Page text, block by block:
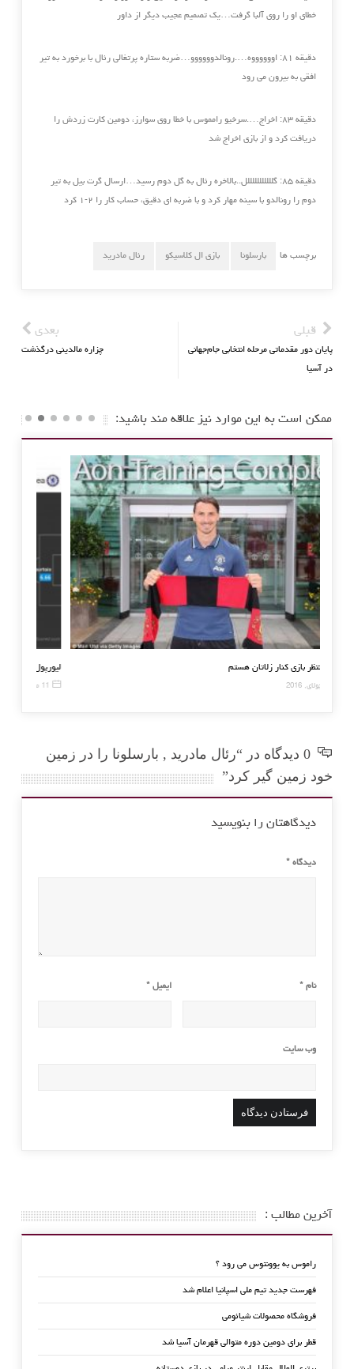
خطای او را روی آلبا گرفت…یک تصمیم عجیب دیگر از داور
دقیقه ۸۱: اووووووه….رونالدوووووو…ضربه ستاره پرتغالی رئال با برخورد به تیر
افقی به بیرون می رود
دقیقه ۸۳: اخراج….سرخیو رامموس با خطا روی سوارز، دومین کارت زردش را
دریافت کرد و از بازی اخراج شد
دقیقه ۸۵: گلللللللللللل..بالاخره رئال به گل دوم رسید…ارسال گرت بیل به تیر
دوم را رونالدو با سینه مهار کرد و با ضربه ای دقیق، حساب کار را ۲-۱ کرد
برچسب ها بارسلونا بازی ال کلاسیکو رئال مادرید
قبلی
پایان دور مقدماتی مرحله انتخابی جام‌جهانی
در آسیا
بعدی
چزاره مالدینی درگذشت
ممکن است به این موارد نیز علاقه مند باشید:
رونی٬منتظر بازی کنار زلاتان هستم
25 جولای, 2016
0 دیدگاه در “رئال مادرید , بارسلونا را در زمین
خود زمین گیر کرد”
دیدگاهتان را بنویسید
دیدگاه *
نام * ایمیل*
وب‌ سایت
آخرین مطالب :
راموس به یوونتوس می رود ؟
فهرست جدید تیم ملی اسپانیا اعلام شد
فروشگاه محصولات شیائومی
قطر برای دومین دوره متوالی قهرمان آسیا شد